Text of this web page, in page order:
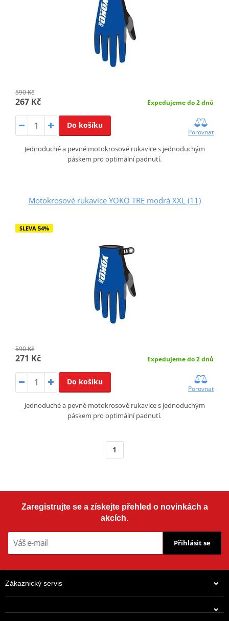
590 Kč
267 Kč Expedujeme do 2 dnů
Do košíku
Porovnat
Jednoduché a pevné motokrosové rukavice s jednoduchým
páskem pro optimální padnutí.
Motokrosové rukavice YOKO TRE modrá XXL (11)
SLEVA 54%
590 Kč
271 Kč Expedujeme do 2 dnů
Do košíku
Porovnat
Jednoduché a pevné motokrosové rukavice s jednoduchým
páskem pro optimální padnutí.
1
Zaregistrujte se a získejte přehled o novinkách a
akcích.
Přihlásit se
Zákaznický servis